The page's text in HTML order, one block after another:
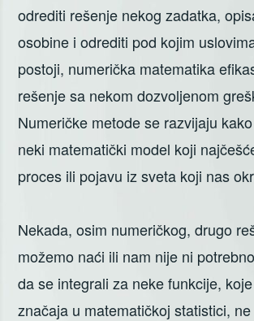
odrediti rešenje nekog zadatka,
osobine i odrediti pod kojim
postoji, numerička matematika
rešenje sa nekom dozvoljenom
Numeričke metode se razvijaju
neki matematički model koji
proces ili pojavu iz sveta koji nas
Nekada, osim numeričkog, drugo
možemo naći ili nam nije ni
da se integrali za neke funkcije,
značaja u matematičkoj statistici,